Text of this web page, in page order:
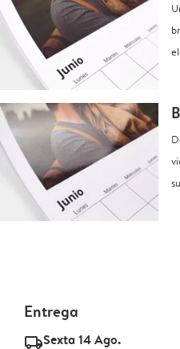
Entrega
delivery_standard_v2Sexta 14 Ago.